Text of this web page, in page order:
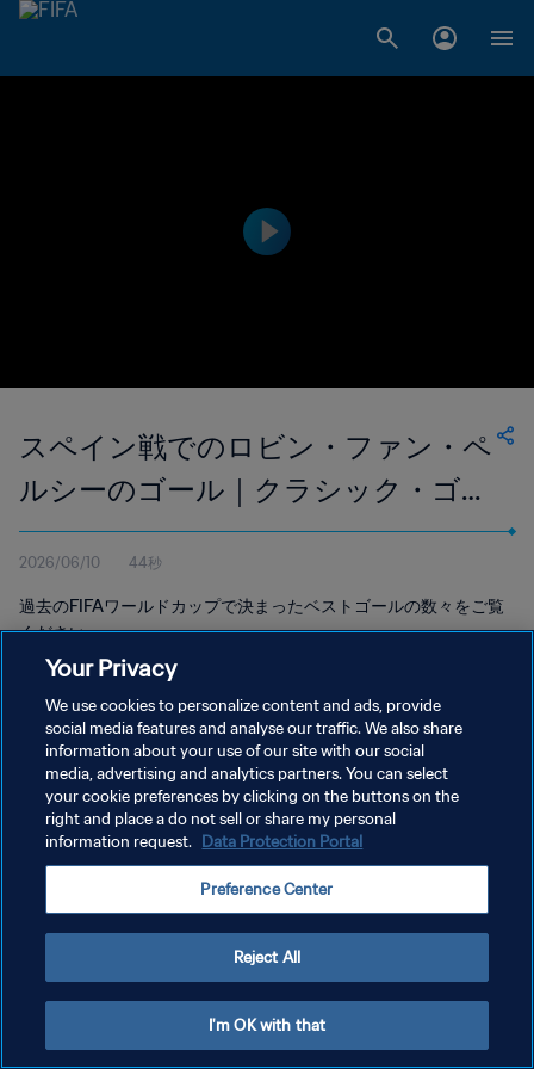
スペイン戦でのロビン・ファン・ペ
ルシーのゴール｜クラシック・ゴー
ル
2026/06/10 44秒
過去のFIFAワールドカップで決まったベストゴールの数々をご覧
ください。
プライバシーポリシー
サービス利用規約
クッキー設定の管理
Your Privacy
We use cookies to personalize content and ads, provide
social media features and analyse our traffic. We also share
information about your use of our site with our social
media, advertising and analytics partners. You can select
your cookie preferences by clicking on the buttons on the
right and place a do not sell or share my personal
information request. Data Protection Portal
Preference Center
Reject All
I'm OK with that